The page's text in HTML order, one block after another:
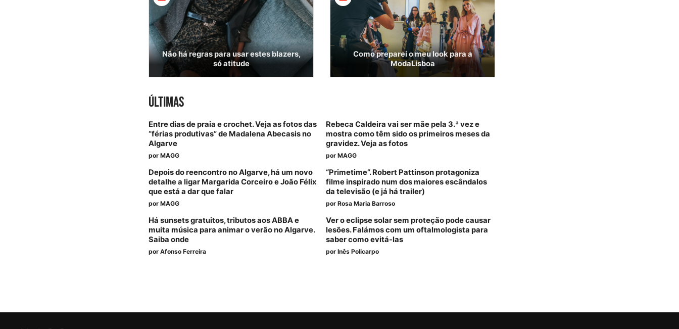
Não há regras para usar estes blazers,
só atitude
Como preparei o meu look para a
ModaLisboa
ÚLTIMAS
Entre dias de praia e crochet. Veja as fotos das
“férias produtivas” de Madalena Abecasis no
Algarve
por MAGG
Rebeca Caldeira vai ser mãe pela 3.ª vez e
mostra como têm sido os primeiros meses da
gravidez. Veja as fotos
por MAGG
Depois do reencontro no Algarve, há um novo
detalhe a ligar Margarida Corceiro e João Félix
que está a dar que falar
por MAGG
“Primetime”. Robert Pattinson protagoniza
filme inspirado num dos maiores escândalos
da televisão (e já há trailer)
por Rosa Maria Barroso
Há sunsets gratuitos, tributos aos ABBA e
muita música para animar o verão no Algarve.
Saiba onde
por Afonso Ferreira
Ver o eclipse solar sem proteção pode causar
lesões. Falámos com um oftalmologista para
saber como evitá-las
por Inês Policarpo